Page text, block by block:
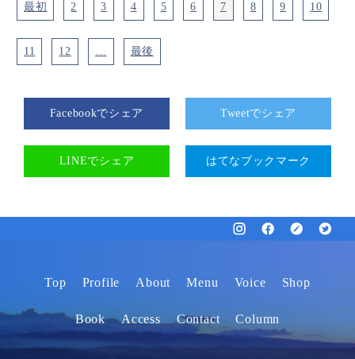
最初 2 3 4 5 6 7 8 9 10
11 12 … 最後
Facebookでシェア Tweetでシェア
LINEでシェア はてなブックマーク
Top Profile About Menu Voice Shop
Book Access Contact Column